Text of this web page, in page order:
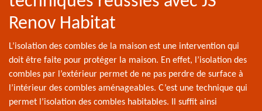
Renov Habitat
L’isolation des combles de la maison est une intervention qui
doit être faite pour protéger la maison. En effet, l’isolation des
combles par l’extérieur permet de ne pas perdre de surface à
l’intérieur des combles aménageables. C’est une technique qui
permet l’isolation des combles habitables. Il suffit ainsi